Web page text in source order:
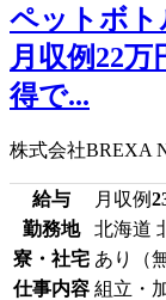
ペットボト
月収例22
得で...
株式会社BREXA
給与 月収例
勤務地
北海道
寮・社宅 あり（
仕事内容 組立・